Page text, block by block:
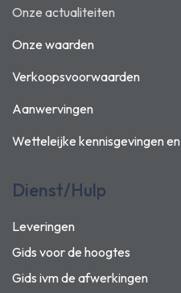
Onze actualiteiten
Onze waarden
Verkoopsvoorwaarden
Aanwervingen
Wetteleijke kennisgevingen en
Dienst/Hulp
Leveringen
Gids voor de hoogtes
Gids ivm de afwerkingen